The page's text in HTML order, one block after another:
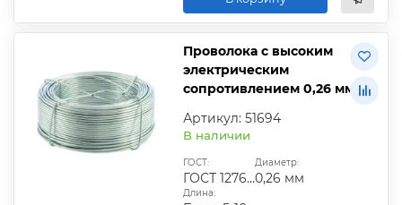
Проволока с высоким
электрическим
сопротивлением 0,26 мм
Артикул: 51694
В наличии
ГОСТ:
ГОСТ 12766.1-90
Диаметр:
0,26 мм
Длина: